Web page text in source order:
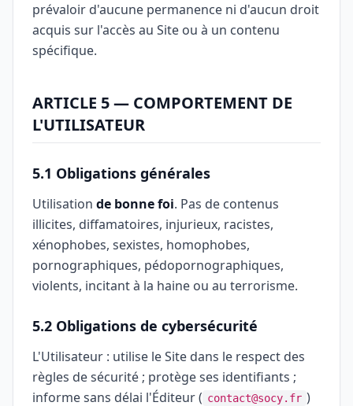
prévaloir d'aucune permanence ni d'aucun droit
acquis sur l'accès au Site ou à un contenu
spécifique.
ARTICLE 5 — COMPORTEMENT DE
L'UTILISATEUR
5.1 Obligations générales
Utilisation de bonne foi. Pas de contenus
illicites, diffamatoires, injurieux, racistes,
xénophobes, sexistes, homophobes,
pornographiques, pédopornographiques,
violents, incitant à la haine ou au terrorisme.
5.2 Obligations de cybersécurité
L'Utilisateur : utilise le Site dans le respect des
règles de sécurité ; protège ses identifiants ;
informe sans délai l'Éditeur ( contact@socy.fr )